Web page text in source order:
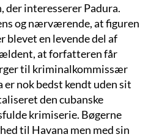
der interesserer Padura.
og nærværende, at figuren
en levende del af
at forfatteren får
til kriminalkommissær
er nok bedst kendt uden sit
den cubanske
krimiserie. Bøgerne
til Havana men med sin